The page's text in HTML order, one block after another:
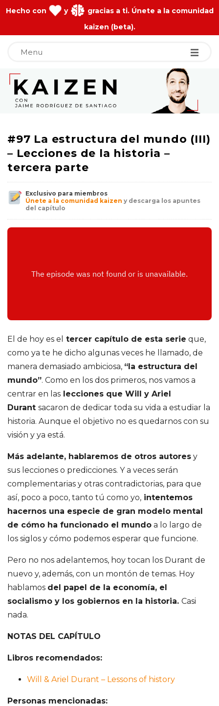
Hecho con y
gracias a ti. Únete a la comunidad
kaizen (beta).
Menu
J
a
i
m
e
R
o
g
u
e
z
d
e
S
a
n
t
i
a
g
o
#97 La estructura del mundo (III)
– Lecciones de la historia –
tercera parte
Exclusivo para miembros
Únete a la comunidad kaizen y descarga los apuntes
del capítulo
El de hoy es el tercer capítulo de esta serie que,
como ya te he dicho algunas veces he llamado, de
manera demasiado ambiciosa, “la estructura del
mundo”. Como en los dos primeros, nos vamos a
centrar en las lecciones que Will y Ariel
Durant sacaron de dedicar toda su vida a estudiar la
historia. Aunque el objetivo no es quedarnos con su
visión y ya está.
Más adelante, hablaremos de otros autores y
sus lecciones o predicciones. Y a veces serán
complementarias y otras contradictorias, para que
así, poco a poco, tanto tú como yo, intentemos
hacernos una especie de gran modelo mental
de cómo ha funcionado el mundo a lo largo de
los siglos y cómo podemos esperar que funcione.
Pero no nos adelantemos, hoy tocan los Durant de
nuevo y, además, con un montón de temas. Hoy
hablamos del papel de la economía, el
socialismo y los gobiernos en la historia. Casi
nada.
NOTAS DEL CAPÍTULO
Libros recomendados:
Will & Ariel Durant – Lessons of history
Personas mencionadas: